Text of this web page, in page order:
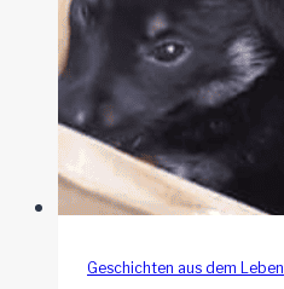
Geschichten aus dem Leben